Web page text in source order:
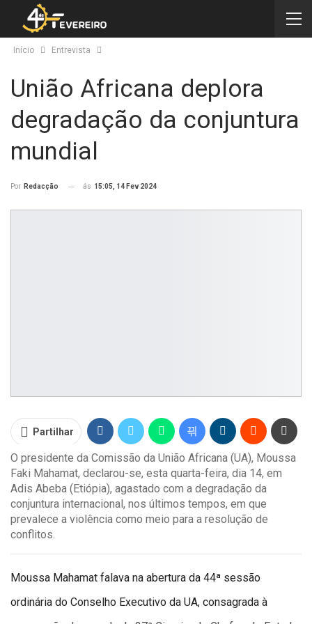
Início Entrevista
União Africana deplora
degradação da conjuntura
mundial
Por Redacção ás 15:05, 14 Fev 2024
Partilhar
O presidente da Comissão da União Africana (UA), Moussa
Faki Mahamat, declarou-se, esta quarta-feira, dia 14, em
Adis Abeba (Etiópia), agastado com a degradação da
conjuntura internacional, nos últimos tempos, em que
prevalece a violência como meio para a resolução de
conflitos.
Moussa Mahamat falava na abertura da 44ª sessão
ordinária do Conselho Executivo da UA, consagrada à